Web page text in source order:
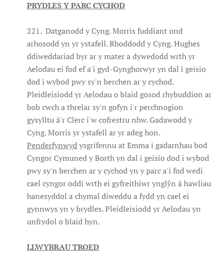
PRYDLES Y PARC CYCHOD
221. Datganodd y Cyng. Morris fuddiant ond
arhosodd yn yr ystafell. Rhoddodd y Cyng. Hughes
ddiweddariad byr ar y mater a dywedodd wrth yr
Aelodau ei fod ef a'i gyd-Gynghorwyr yn dal i geisio
dod i wybod pwy sy'n berchen ar y cychod.
Pleidleisiodd yr Aelodau o blaid gosod rhybuddion ar
bob cwch a threlar sy'n gofyn i'r perchnogion
gysylltu â'r Clerc i'w cofrestru nhw. Gadawodd y
Cyng. Morris yr ystafell ar yr adeg hon.
Penderfynwydysgrifennu at Emma i gadarnhau bod
Cyngor Cymuned y Borth yn dal i geisio dod i wybod
pwy sy'n berchen ar y cychod yn y parc a'i fod wedi
cael cyngor oddi wrth ei gyfreithiwr ynglŷn â hawliau
hanesyddol a chymal diweddu a fydd yn cael ei
gynnwys yn y brydles. Pleidleisiodd yr Aelodau yn
unfrydol o blaid hyn.
LLWYBRAU TROED